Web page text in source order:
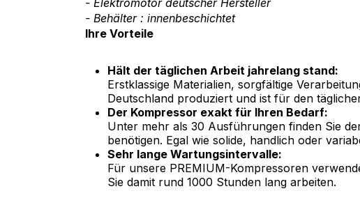
- Elektromotor deutscher Hersteller
- Behälter : innenbeschichtet
Ihre Vorteile
Hält der täglichen Arbeit jahrelang stand:
Erstklassige Materialien, sorgfältige
Deutschland produziert und ist für den
Der Kompressor exakt für Ihren Bedarf:
Unter mehr als 30 Ausführungen finden Sie
benötigen. Egal wie solide, handlich oder
Sehr lange Wartungsintervalle:
Für unsere PREMIUM-Kompressoren
Sie damit rund 1000 Stunden lang arbeiten.